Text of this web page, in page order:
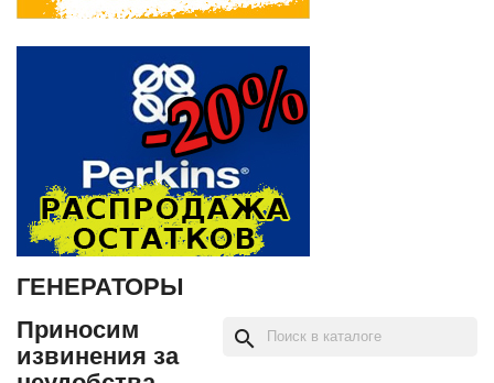
ГЕНЕРАТОРЫ
Приносим
извинения за
search